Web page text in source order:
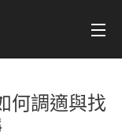
何調適與找